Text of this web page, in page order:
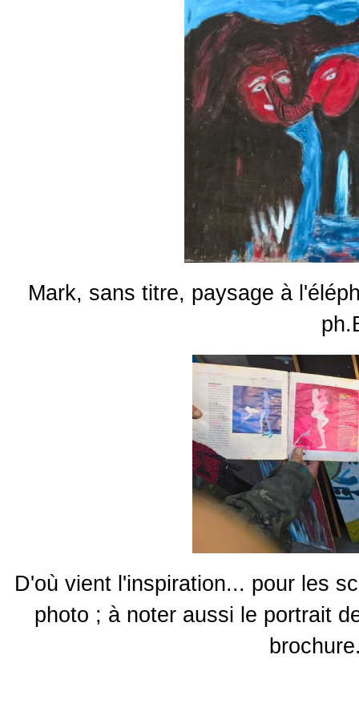
Mark, sans titre, paysage à
D'où vient l'inspiration... pour les
photo ; à noter aussi le portrait